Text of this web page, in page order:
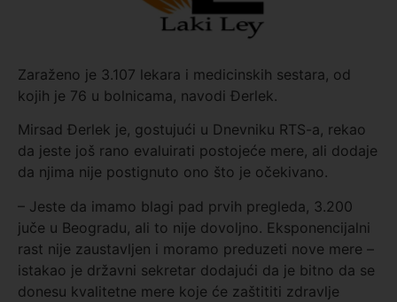
Zaraženo je 3.107 lekara i medicinskih sestara, od
kojih je 76 u bolnicama, navodi Đerlek.
Mirsad Đerlek je, gostujući u Dnevniku RTS-a, rekao
da jeste još rano evaluirati postojeće mere, ali dodaje
da njima nije postignuto ono što je očekivano.
– Jeste da imamo blagi pad prvih pregleda, 3.200
juče u Beogradu, ali to nije dovoljno. Eksponencijalni
rast nije zaustavljen i moramo preduzeti nove mere –
istakao je državni sekretar dodajući da je bitno da se
donesu kvalitetne mere koje će zaštititi zdravlje